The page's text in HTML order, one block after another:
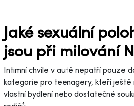
Jaké sexuální
jsou při milování
Intimní chvíle v autě nepatří pouze
kategorie pro teenagery, kteří ještě
vlastní bydlení nebo dostatečné